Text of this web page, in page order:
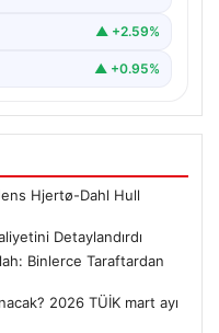
▲ +2.59%
▲ +0.95%
Hjertø-Dahl Hull
Detaylandırdı
Binlerce Taraftardan
2026 TÜİK mart ayı